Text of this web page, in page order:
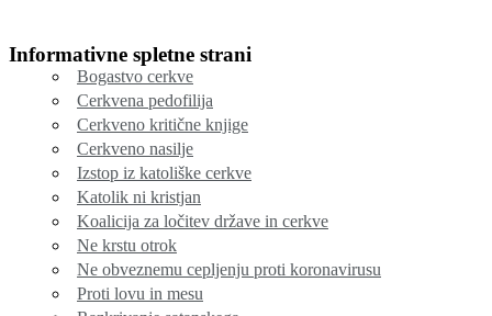
Informativne spletne strani
Bogastvo cerkve
Cerkvena pedofilija
Cerkveno kritične knjige
Cerkveno nasilje
Izstop iz katoliške cerkve
Katolik ni kristjan
Koalicija za ločitev države in cerkve
Ne krstu otrok
Ne obveznemu cepljenju proti koronavirusu
Proti lovu in mesu